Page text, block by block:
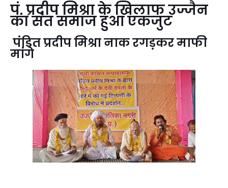
पं. प्रदीप मिश्रा के खिलाफ उज्जैन
का संत समाज हुआ एकजुट
पंडित प्रदीप मिश्रा नाक रगड़कर माफी
मांगे